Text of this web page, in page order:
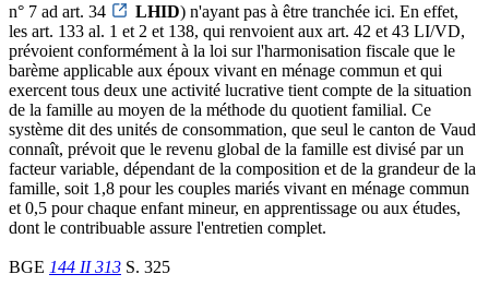
n° 7 ad art. 34
LHID) n'ayant pas à être tranchée ici. En effet,
les art. 133 al. 1 et 2 et 138, qui renvoient aux art. 42 et 43 LI/VD,
prévoient conformément à la loi sur l'harmonisation fiscale que le
barème applicable aux époux vivant en ménage commun et qui
exercent tous deux une activité lucrative tient compte de la situation
de la famille au moyen de la méthode du quotient familial. Ce
système dit des unités de consommation, que seul le canton de Vaud
connaît, prévoit que le revenu global de la famille est divisé par un
facteur variable, dépendant de la composition et de la grandeur de la
famille, soit 1,8 pour les couples mariés vivant en ménage commun
et 0,5 pour chaque enfant mineur, en apprentissage ou aux études,
dont le contribuable assure l'entretien complet.
BGE 144 II 313 S. 325